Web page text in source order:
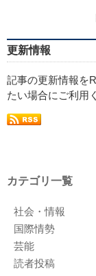
更新情報
記事の更新情報を
たい場合にご利用
カテゴリ一覧
社会・情報
国際情勢
芸能
読者投稿